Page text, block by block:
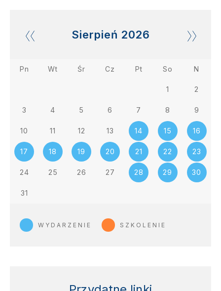
Sierpień 2026
Pn Wt Śr Cz Pt So N
1 2
3 4 5 6 7 8 9
10 11 12 13 14 15 16
17 18 19 20 21 22 23
24 25 26 27 28 29 30
31
WYDARZENIE SZKOLENIE